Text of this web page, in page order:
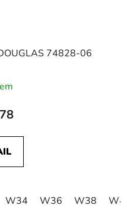
74828-06
W34 W36 W38